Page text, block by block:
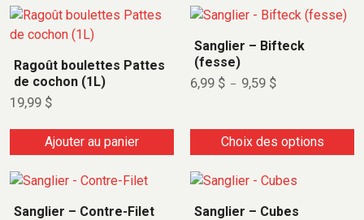
Ragoût boulettes Pattes
de cochon (1L)
19,99 $
Ajouter au panier
Sanglier – Bifteck
(fesse)
6,99 $ – 9,59 $
Choix des options
Sanglier – Contre-Filet
Sanglier – Cubes